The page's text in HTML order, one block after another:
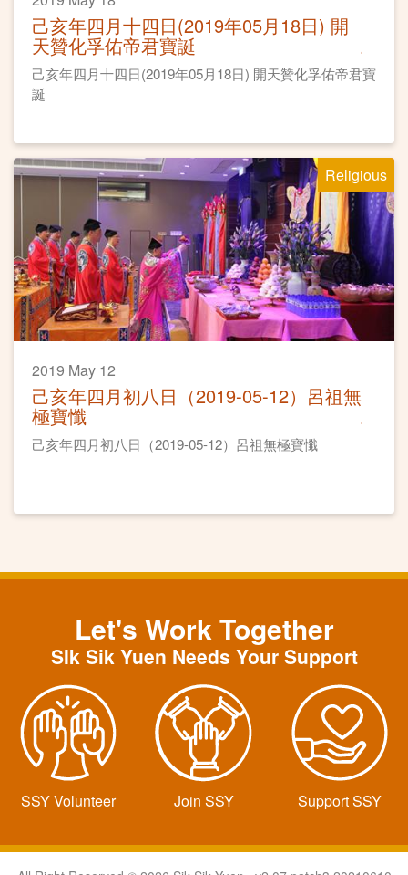
己亥年四月十四日(2019年05月18日) 開
天贊化孚佑帝君寶誕
己亥年四月十四日(2019年05月18日) 開天贊化孚佑帝君寶
誕
Religious
2019 May 12
己亥年四月初八日（2019-05-12）呂祖無
極寶懺
己亥年四月初八日（2019-05-12）呂祖無極寶懺
Let's Work Together
SIk Sik Yuen Needs Your Support
SSY Volunteer Join SSY Support SSY